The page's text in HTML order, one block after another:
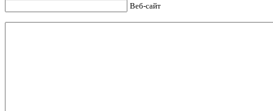
Веб-сайт